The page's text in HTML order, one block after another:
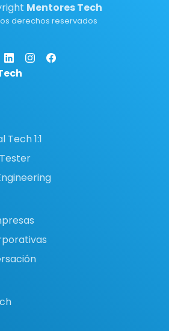
Mentores Tech
derechos reservados
1:1